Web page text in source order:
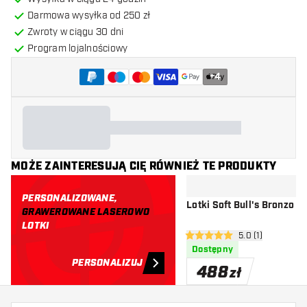
Darmowa wysyłka od 250 zł
Zwroty w ciągu 30 dni
Program lojalnościowy
+4
MOŻE ZAINTERESUJĄ CIĘ RÓWNIEŻ TE PRODUKTY
PERSONALIZOWANE,
GRAWEROWANE LASEROWO
LOTKI
PERSONALIZUJ
Lotki Soft Bull's Bronzo
otwórz panel
5 gwiazdki oceny
5.0 (1)
Dostępny
488zł